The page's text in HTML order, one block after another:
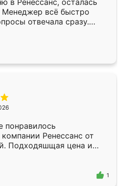
в Ренессанс, осталась
Менеджер всё быстро
отвечала сразу.
в субботу, подошёл к
Собрали
аккуратно, даже
понравилось
Ренессанс от
Подходяшщая цена и
Приехавший
Владислав
эскизу самый
1